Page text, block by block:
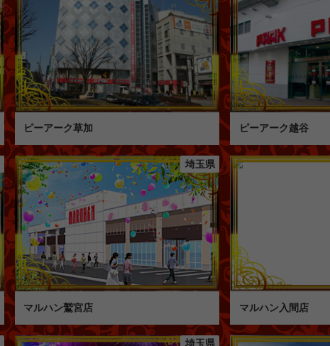
ピーアーク草加 ピーアーク越谷
埼玉県
マルハン鷲宮店 マルハン入間店
埼玉県